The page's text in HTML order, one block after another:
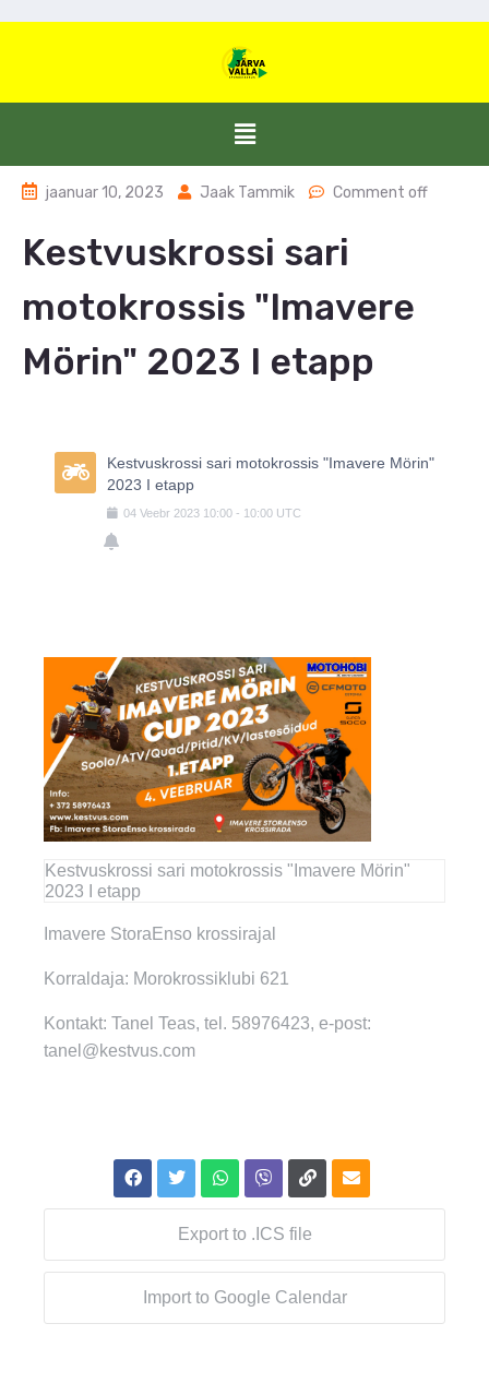
jaanuar 10, 2023 Jaak Tammik Comment off
Kestvuskrossi sari
motokrossis "Imavere
Mörin" 2023 I etapp
Kestvuskrossi sari motokrossis "Imavere Mörin"
2023 I etapp
04 Veebr 2023 10:00 - 10:00 UTC
Kestvuskrossi sari motokrossis "Imavere Mörin"
2023 I etapp
Imavere StoraEnso krossirajal
Korraldaja: Morokrossiklubi 621
Kontakt: Tanel Teas, tel. 58976423, e-post:
tanel@kestvus.com
Export to .ICS file
Import to Google Calendar